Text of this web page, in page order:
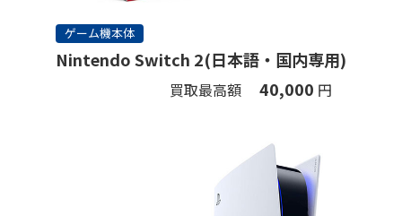
ゲーム機本体
Nintendo Switch 2(日本語・国内専用)
買取最高額 40,000 円